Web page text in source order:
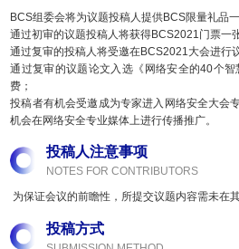
BCS组委会将为议题投稿人提供BCS限量礼品一
通过初审的议题投稿人将获得BCS2021门票一
通过复审的投稿人将受邀在BCS2021大会进行
通过复审的议题论文入选《网络安全的40个
费；
投稿者有机会受邀成为专家进入网络安全大会
机会在网络安全专业媒体上进行传播推广。
投稿人注意事项
NOTES FOR CONTRIBUTORS
为保证会议的前瞻性，所提交议题内容需未在
投稿方式